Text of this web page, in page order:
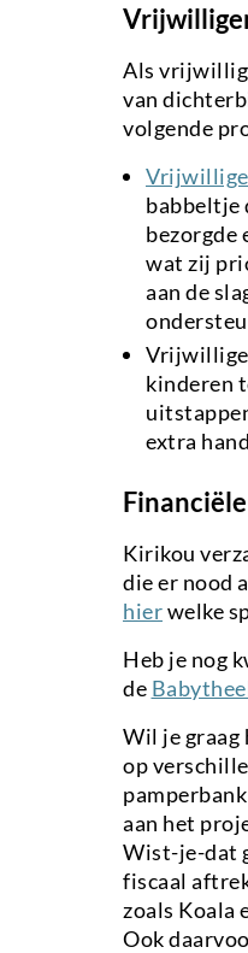
Als
van
volgende
Vrijwillige
babbeltje
bezorgde
wat zij
aan de
kinderen
extra
Kirikou
die er nood
hierwelke
Heb je nog
de
Wil je graag
op
aan het
Wist-je-dat
fiscaal
zoals Koala
Ook